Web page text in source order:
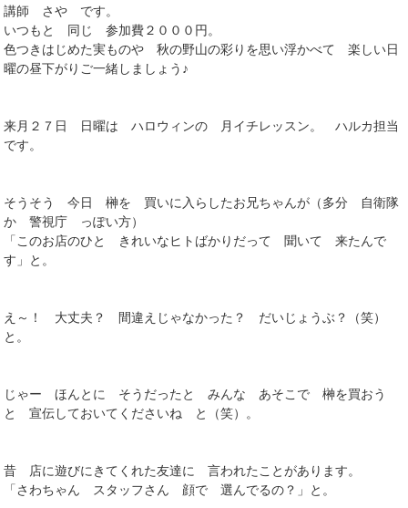
講師 さや です。
いつもと 同じ 参加費２０００円。
色つきはじめた実ものや 秋の野山の彩りを思い浮かべて 楽しい日
曜の昼下がりご一緒しましょう♪
来月２７日 日曜は ハロウィンの 月イチレッスン。 ハルカ担当
です。
そうそう 今日 榊を 買いに入らしたお兄ちゃんが（多分 自衛隊
か 警視庁 っぽい方）
「このお店のひと きれいなヒトばかりだって 聞いて 来たんで
す」と。
え～！ 大丈夫？ 間違えじゃなかった？ だいじょうぶ？（笑）
と。
じゃー ほんとに そうだったと みんな あそこで 榊を買おう
と 宣伝しておいてくださいね と（笑）。
昔 店に遊びにきてくれた友達に 言われたことがあります。
「さわちゃん スタッフさん 顔で 選んでるの？」と。